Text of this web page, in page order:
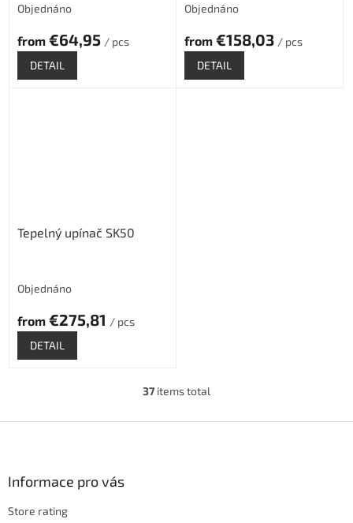
Objednáno
from €64,95 / pcs
DETAIL
Objednáno
from €158,03 / pcs
DETAIL
Tepelný upínač SK50
Objednáno
from €275,81 / pcs
DETAIL
L
s
37 items total
Informace pro vás
Store rating